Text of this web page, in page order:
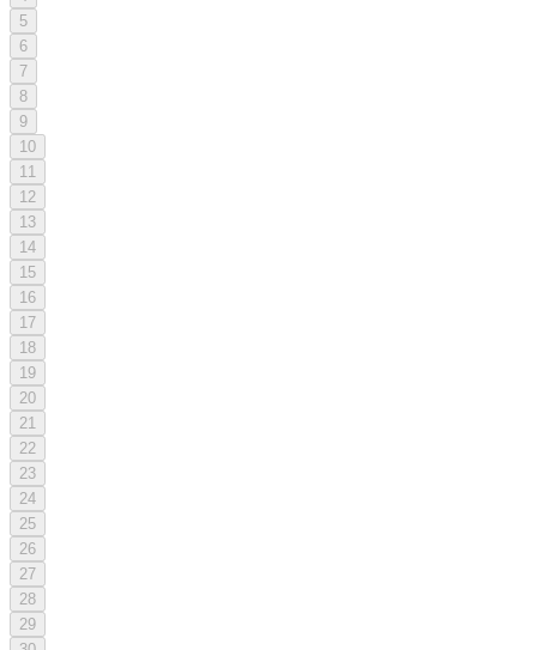
5
6
7
8
9
10
11
12
13
14
15
16
17
18
19
20
21
22
23
24
25
26
27
28
29